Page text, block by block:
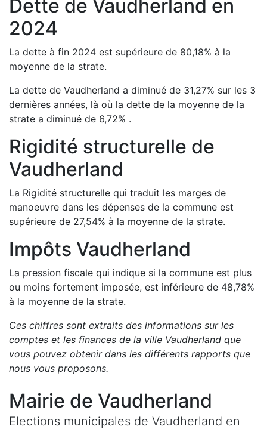
Dette de Vaudherland en
2024
La dette à fin 2024 est supérieure de 80,18% à la
moyenne de la strate.
La dette de Vaudherland a diminué de 31,27% sur les 3
dernières années, là où la dette de la moyenne de la
strate a diminué de 6,72% .
Rigidité structurelle de
Vaudherland
La Rigidité structurelle qui traduit les marges de
manoeuvre dans les dépenses de la commune est
supérieure de 27,54% à la moyenne de la strate.
Impôts Vaudherland
La pression fiscale qui indique si la commune est plus
ou moins fortement imposée, est inférieure de 48,78%
à la moyenne de la strate.
Ces chiffres sont extraits des informations sur les
comptes et les finances de la ville Vaudherland que
vous pouvez obtenir dans les différents rapports que
nous vous proposons.
Mairie de Vaudherland
Elections municipales de Vaudherland en